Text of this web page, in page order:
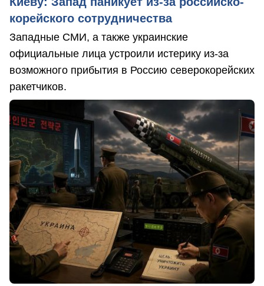
корейского сотрудничества
Западные СМИ, а также украинские
официальные лица устроили истерику из-за
возможного прибытия в Россию северокорейских
ракетчиков.